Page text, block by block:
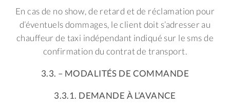
En cas de no show, de retard et de réclamation pour
d’éventuels dommages, le client doit s’adresser au
chauffeur de taxi indépendant indiqué sur le sms de
confirmation du contrat de transport.
3.3. – MODALITÉS DE COMMANDE
3.3.1. DEMANDE À L’AVANCE